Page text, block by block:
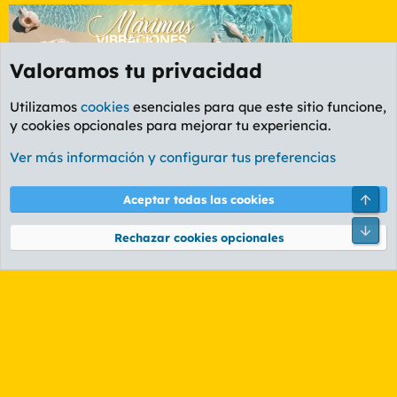
Foro General
Cookies
PL OLDSTYLE AMARILLO
Términos y reglas Política de privacidad Ayuda
Community platform by XenForo® © 2010-2026 XenForo Ltd.
Valoramos tu privacidad
Utilizamos cookies esenciales para que este sitio funcione,
y cookies opcionales para mejorar tu experiencia.
Ver más información y configurar tus preferencias
Aceptar todas las cookies
Rechazar cookies opcionales
Pie